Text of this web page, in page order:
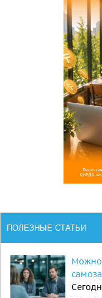
ПОЛЕЗНЫЕ СТАТЬИ
Можно